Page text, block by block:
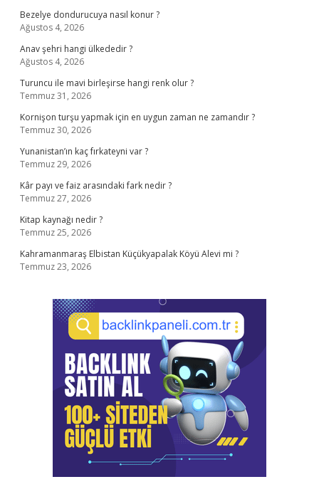
Bezelye dondurucuya nasıl konur ?
Ağustos 4, 2026
Anav şehri hangi ülkededir ?
Ağustos 4, 2026
Turuncu ile mavi birleşirse hangi renk olur ?
Temmuz 31, 2026
Kornişon turşu yapmak için en uygun zaman ne zamandır ?
Temmuz 30, 2026
Yunanistan’ın kaç fırkateyni var ?
Temmuz 29, 2026
Kâr payı ve faiz arasındaki fark nedir ?
Temmuz 27, 2026
Kitap kaynağı nedir ?
Temmuz 25, 2026
Kahramanmaraş Elbistan Küçükyapalak Köyü Alevi mi ?
Temmuz 23, 2026